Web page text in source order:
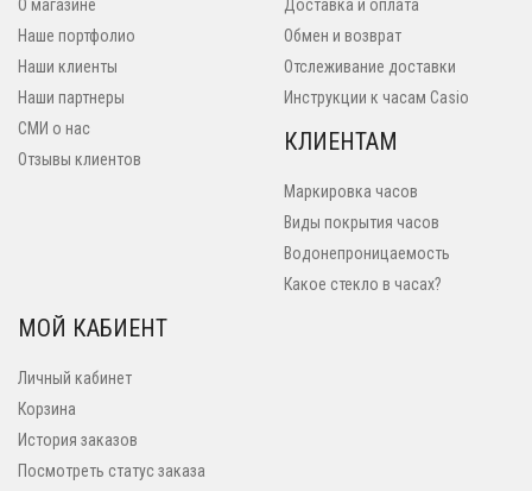
О магазине
Наше портфолио
Наши клиенты
Наши партнеры
СМИ о нас
Отзывы клиентов
Доставка и оплата
Обмен и возврат
Отслеживание доставки
Инструкции к часам Casio
КЛИЕНТАМ
Маркировка часов
Виды покрытия часов
Водонепроницаемость
Какое стекло в часах?
МОЙ КАБИЕНТ
Личный кабинет
Корзина
История заказов
Посмотреть статус заказа